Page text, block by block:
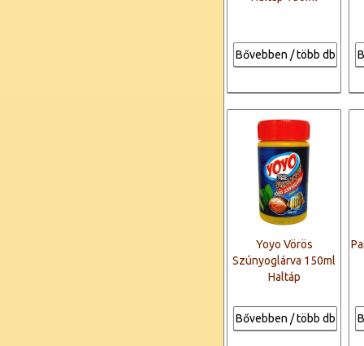
Bővebben / több db
Yoyo Vörös
Szúnyoglárva 150ml
Haltáp
Bővebben / több db